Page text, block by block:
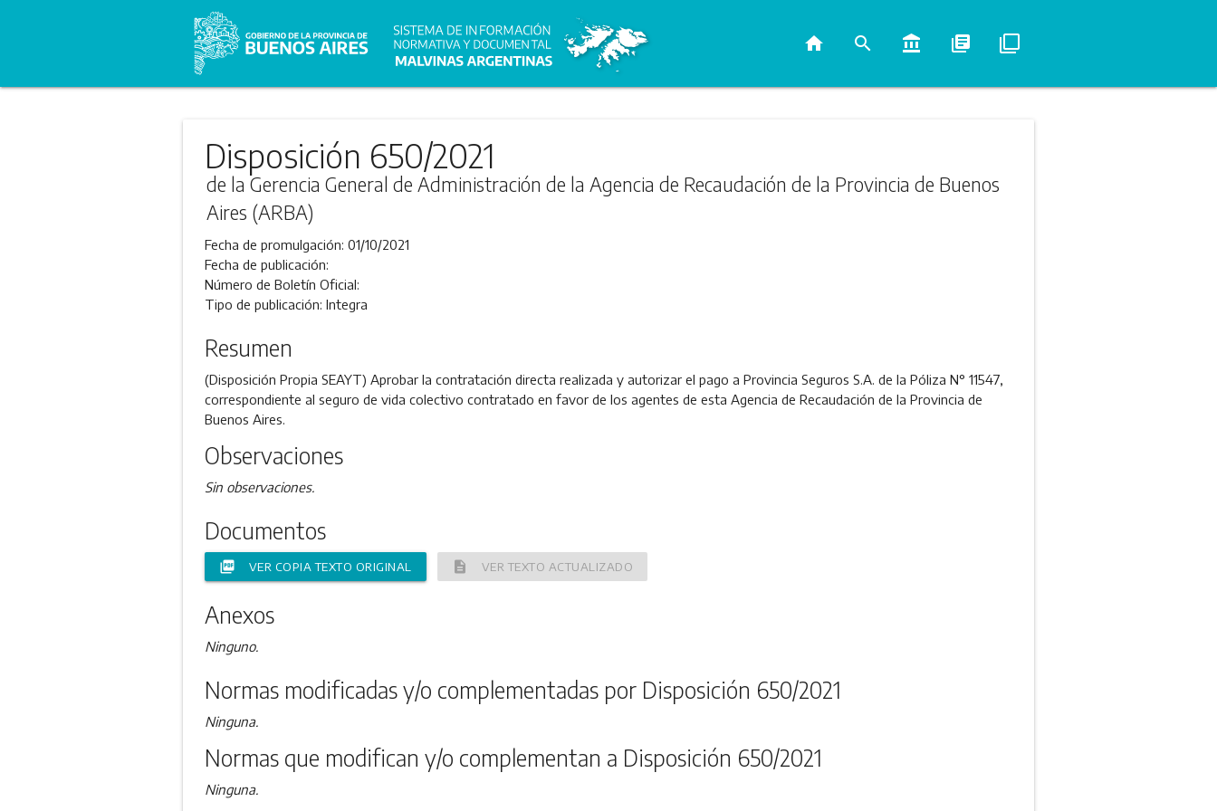
home search account_balance library_books filter_none
Disposición 650/2021
de la Gerencia General de Administración de la Agencia de Recaudación de la Provincia de Buenos
Aires (ARBA)
Fecha de promulgación: 01/10/2021
Fecha de publicación:
Número de Boletín Oficial:
Tipo de publicación: Integra
Resumen
(Disposición Propia SEAYT) Aprobar la contratación directa realizada y autorizar el pago a Provincia Seguros S.A. de la Póliza N° 11547,
correspondiente al seguro de vida colectivo contratado en favor de los agentes de esta Agencia de Recaudación de la Provincia de
Buenos Aires.
Observaciones
Sin observaciones.
Documentos
picture_as_pdf VER COPIA TEXTO ORIGINAL description VER TEXTO ACTUALIZADO
Anexos
Ninguno.
Normas modificadas y/o complementadas por Disposición 650/2021
Ninguna.
Normas que modifican y/o complementan a Disposición 650/2021
Ninguna.